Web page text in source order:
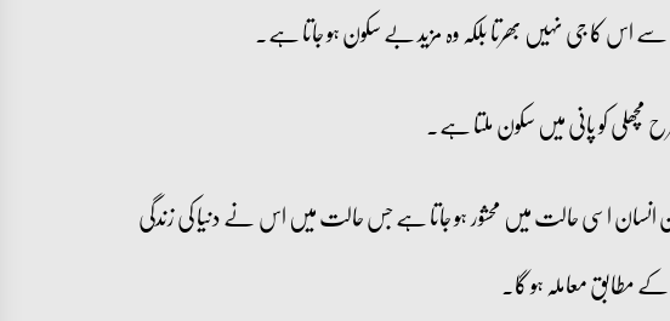
اس کا جی نہیں بھرتا بلکہ وہ مزید بے سکون ہو جاتا ہے۔
کو پانی میں سکون ملتا ہے۔
انسان اسی حالت میں محشور ہو جاتا ہے جس حالت میں اس نے دنیا کی زندگی
مطابق معاملہ ہو گا۔